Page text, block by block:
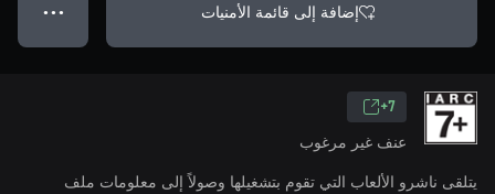
إضافة إلى قائمة الأمنيات ● ● ●
7+
عنف غير مرغوب
يتلقى ناشرو الألعاب التي تقوم بتشغيلها وصولاً إلى معلومات ملف